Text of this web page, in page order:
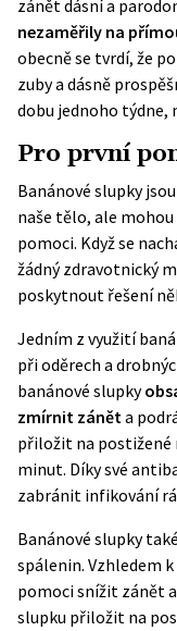
zánět dásní a
nezaměřily na
obecně se tvrdí, že
zuby a dásně
dobu jednoho týdne,
Pro první
Banánové slupky
naše tělo, ale
pomoci. Když se
žádný zdravotnický
poskytnout řešení
Jedním z využití
při oděrech a
banánové slupky
zmírnit záněta
přiložit na postižené
minut. Díky své
zabránit infikování
Banánové slupky
spálenin. Vzhledem
pomoci snížit zánět
slupku přiložit na